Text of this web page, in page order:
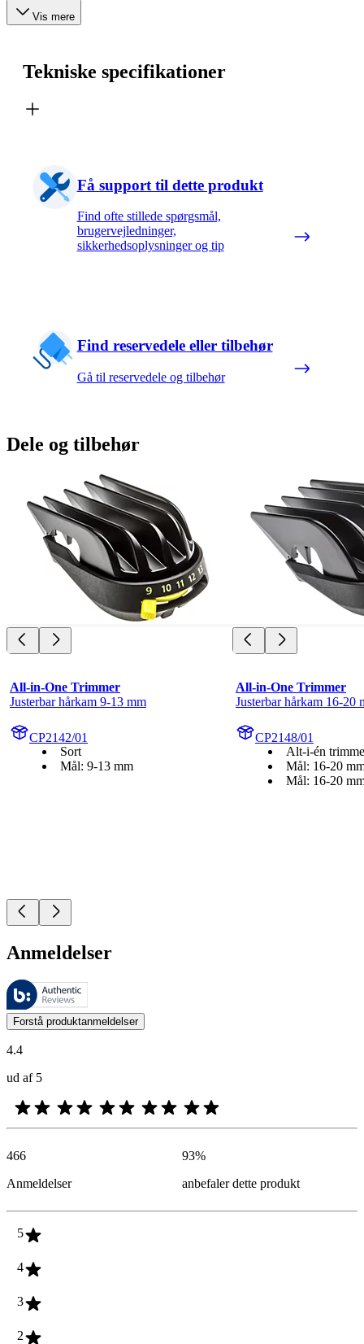
Vis mere
Tekniske specifikationer
Få support til dette produkt
Find ofte stillede spørgsmål,
brugervejledninger,
sikkerhedsoplysninger og tip
Find reservedele eller tilbehør
Gå til reservedele og tilbehør
Dele og tilbehør
All-in-One Trimmer
Justerbar hårkam 9-13 mm
CP2142/01
Sort
Mål: 9-13 mm
All-in-One Trimmer
Justerbar hårkam 16-20
CP2148/01
Alt-i-én
Mål: 16-20
Mål: 16-20
Anmeldelser
Disse anmeldelser administreres af Bazaarvoice og er i
Kundernes meninger i form af produkt- og stjernevurderinger er
Forstå produktanmeldelser
4.4
ud af 5
466
Anmeldelser
93%
anbefaler dette produkt
5
4
3
2